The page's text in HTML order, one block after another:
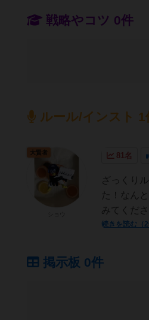
戦略やコツ 0件
ルール/インスト 1
81名
ざっくり
た！なん
みてくだ
続きを読む（2
大賢者
掲示板 0件